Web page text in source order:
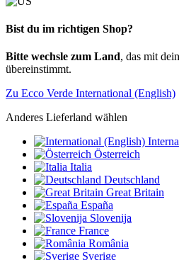
Bist du im richtigen Shop?
Bitte wechsle zum Land, das mit
übereinstimmt.
Zu Ecco Verde International (English)
Anderes Lieferland wählen
Österreich
Italia
Deutschland
Great Britain
España
Slovenija
France
România
Sverige